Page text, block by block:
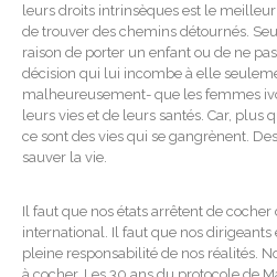
leurs droits intrinsèques est le
de trouver des chemins détournés.
raison de porter un enfant ou de ne
décision qui lui incombe à elle
malheureusement- que les femmes
leurs vies et de leurs santés. Car, plus
ce sont des vies qui se gangrènent.
sauver la vie.
Il faut que nos états arrêtent de cocher
international. Il faut que nos
pleine responsabilité de nos réalités.